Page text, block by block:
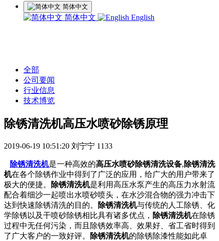
简体中文
简体中文 English
全部
公司要闻
行业信息
技术博览
除锈清洗机高压水喷砂除锈原理
2019-06-19 10:51:20 刘宁宁 1133
除锈清洗机是一种高效的高压水喷砂除锈清洗设备,除锈清洗
机在各个除锈作业中得到了广泛的应用，给广大的用户带来了
极大的便捷。
除锈清洗机是利用高压水泵产生的高压力水射流
配合着细沙一起喷出水喷砂喷头，在水沙混合物的强力冲击下
达到快速除锈清洗的目的。
除锈清洗机与传统的人工除锈、化
学除锈以及干喷砂除锈相比具有诸多优点， 除锈清洗机在除锈
过程中无任何污染，而且除锈效率高、效果好、省工省时得到
了广大客户的一致好评。
除锈清洗机的除锈除漆性能如此卓